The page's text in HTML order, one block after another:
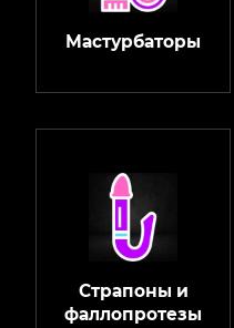
Мастурбаторы
Страпоны и
фаллопротезы